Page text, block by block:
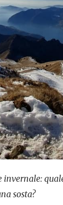
invernale:
sosta?